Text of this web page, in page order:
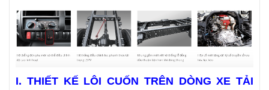
I. THIẾT KẾ LÔI CUỐN TRÊN DÒNG XE TẢI